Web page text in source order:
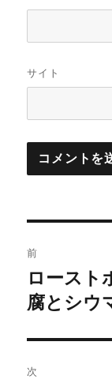
サイト
稿
ナ
ビ
ゲ
前
前
の
稿:
ロースト
腐とシウ
次